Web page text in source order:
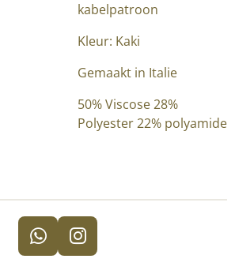
kabelpatroon
Kleur: Kaki
Gemaakt in Italie
50% Viscose 28%
Polyester 22% polyamide
W
h
I
n